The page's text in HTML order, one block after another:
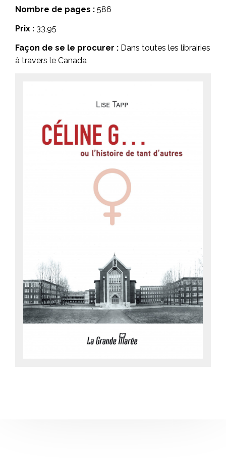
Nombre de pages : 586
Prix : 33,95
Façon de se le procurer : Dans toutes les librairies
à travers le Canada